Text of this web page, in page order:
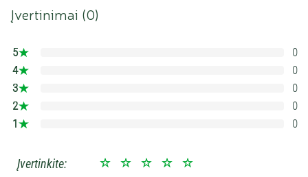
Įvertinimai (0)
5
4
3
2
1
0
0
0
0
0
Įvertinkite: